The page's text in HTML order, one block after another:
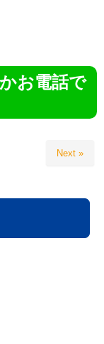
お電話で
Next »